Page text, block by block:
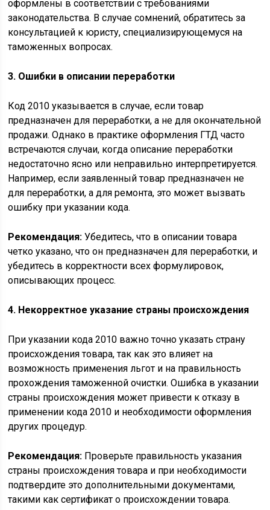
оформлены в соответствии с требованиями
законодательства. В случае сомнений, обратитесь за
консультацией к юристу, специализирующемуся на
таможенных вопросах.
3. Ошибки в описании переработки
Код 2010 указывается в случае, если товар
предназначен для переработки, а не для окончательной
продажи. Однако в практике оформления ГТД часто
встречаются случаи, когда описание переработки
недостаточно ясно или неправильно интерпретируется.
Например, если заявленный товар предназначен не
для переработки, а для ремонта, это может вызвать
ошибку при указании кода.
Рекомендация: Убедитесь, что в описании товара
четко указано, что он предназначен для переработки, и
убедитесь в корректности всех формулировок,
описывающих процесс.
4. Некорректное указание страны происхождения
При указании кода 2010 важно точно указать страну
происхождения товара, так как это влияет на
возможность применения льгот и на правильность
прохождения таможенной очистки. Ошибка в указании
страны происхождения может привести к отказу в
применении кода 2010 и необходимости оформления
других процедур.
Рекомендация: Проверьте правильность указания
страны происхождения товара и при необходимости
подтвердите это дополнительными документами,
такими как сертификат о происхождении товара.